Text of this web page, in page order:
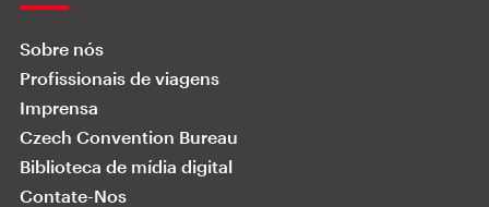
Sobre nós
Profissionais de viagens
Imprensa
Czech Convention Bureau
Biblioteca de mídia digital
Contate-Nos